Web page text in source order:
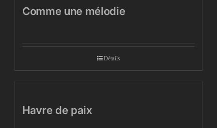
Comme une mélodie
Détails
Havre de paix